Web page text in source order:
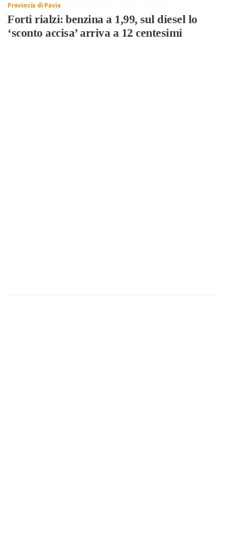
Provincia di Pavia
Forti rialzi: benzina a 1,99, sul diesel lo
‘sconto accisa’ arriva a 12 centesimi